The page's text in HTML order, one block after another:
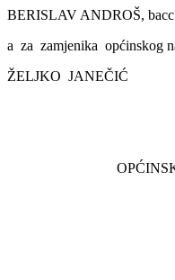
BERISLAV ANDROŠ,
a za zamjenika općinskog
ŽELJKO JANEČIĆ